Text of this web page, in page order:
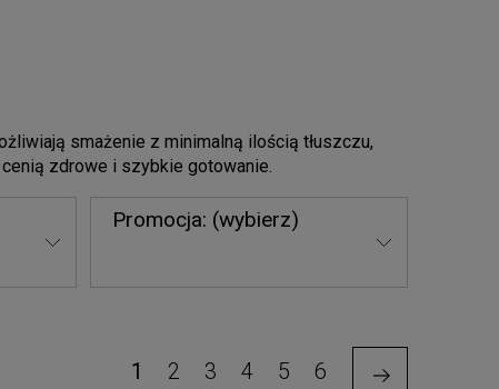
smażenie z minimalną ilością tłuszczu,
zdrowe i szybkie gotowanie.
Promocja: (wybierz)
1 2 3 4 5 6